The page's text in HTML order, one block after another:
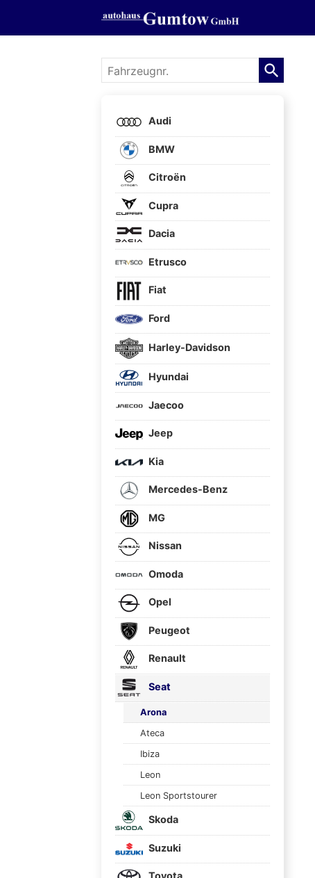
Fahrzeugnr.
Audi
BMW
Citroën
Cupra
Dacia
Etrusco
Fiat
Ford
Harley-Davidson
Hyundai
Jaecoo
Jeep
Kia
Mercedes-Benz
MG
Nissan
Omoda
Opel
Peugeot
Renault
Seat
Arona
Ateca
Ibiza
Leon
Leon Sportstourer
Skoda
Suzuki